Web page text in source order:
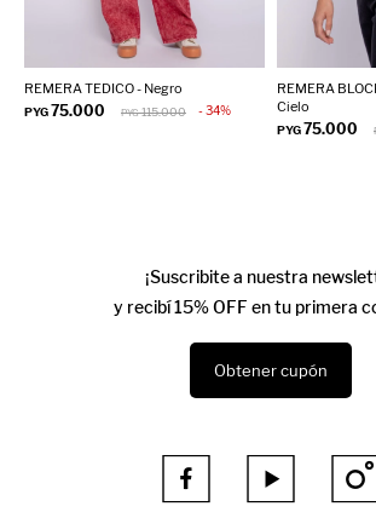
REMERA TEDICO - Negro
PYG75.000 PYG 115.000 34
REMERA
Cielo
PYG75.000
¡Suscribite a nuestra
y recibí 15% OFF en tu primera
Obtener cupón
  